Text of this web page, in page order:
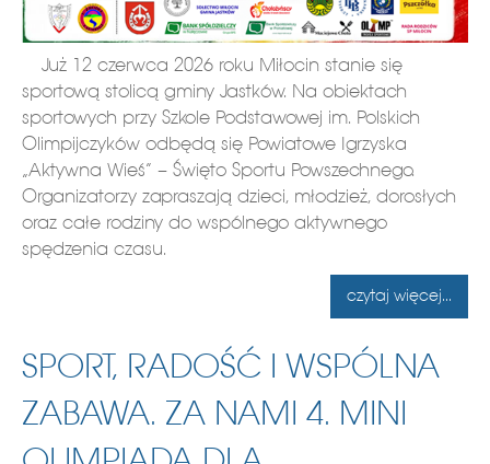
Już 12 czerwca 2026 roku Miłocin stanie się
sportową stolicą gminy Jastków. Na obiektach
sportowych przy Szkole Podstawowej im. Polskich
Olimpijczyków odbędą się Powiatowe Igrzyska
„Aktywna Wieś” – Święto Sportu Powszechnego.
Organizatorzy zapraszają dzieci, młodzież, dorosłych
oraz całe rodziny do wspólnego aktywnego
spędzenia czasu.
czytaj więcej...
SPORT, RADOŚĆ I WSPÓLNA
ZABAWA. ZA NAMI 4. MINI